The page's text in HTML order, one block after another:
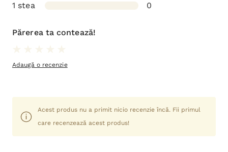
1 stea
0
Părerea ta contează!
Adaugă o recenzie
Acest produs nu a primit nicio recenzie încă. Fii primul
care recenzează acest produs!